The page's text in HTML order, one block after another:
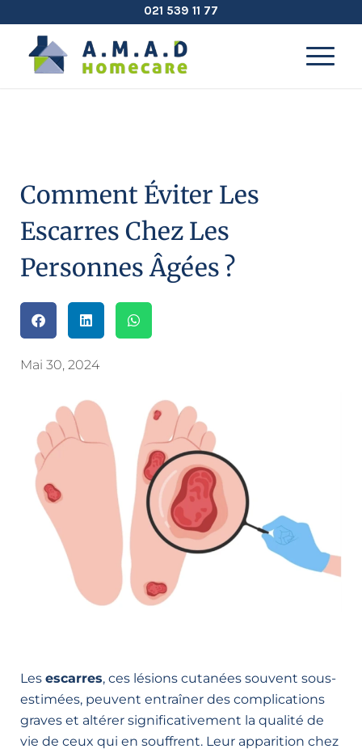
021 539 11 77
Comment Éviter Les
Escarres Chez Les
Personnes Âgées ?
Mai 30, 2024
Les escarres, ces lésions cutanées souvent sous-
estimées, peuvent entraîner des complications
graves et altérer significativement la qualité de
vie de ceux qui en souffrent. Leur apparition chez